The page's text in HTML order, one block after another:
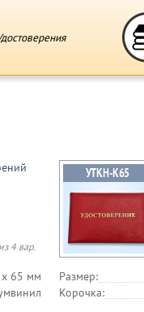
из 4 вар.
65 мм
Размер:
Корочка: